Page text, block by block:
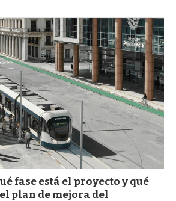
fase está el proyecto y qué
plan de mejora del